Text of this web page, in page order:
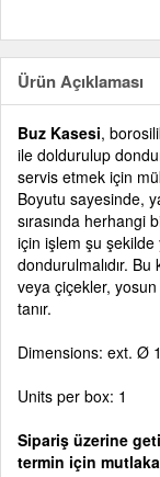
Ürün Açıklaması
Buz Kasesi,
ile doldurulup
servis etmek için
Boyutu sayesinde,
sırasında herhangi
için işlem şu şekilde
dondurulmalıdır.
veya çiçekler,
tanır.
Dimensions: ext. Ø
Units per box: 1
Sipariş üzerine
termin için